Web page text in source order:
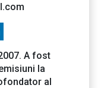
A fost
la
al